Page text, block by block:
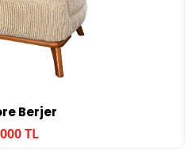
Berjer
TL